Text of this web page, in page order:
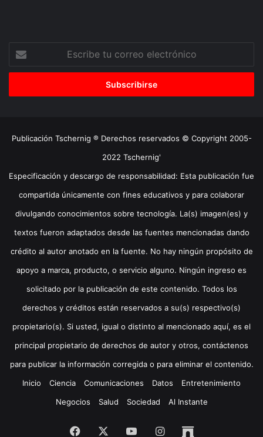
correo
Publicación Tschernig ® Derechos reservados © Copyright 2005-
2022 Tschernig'
Especificación y descargo de responsabilidad: Esta publicación fue
compartida únicamente con fines educativos y para colaborar
divulgando conocimientos sobre tecnología. La(s) imagen(es) y
textos fueron adaptados desde las fuentes mencionadas dando
crédito al autor anotado en la fuente. No hay ningún propósito de
apoyo a marca, producto, o servicio alguno. Ningún ingreso es
solicitado por la publicación de este contenido. Todos los
derechos y créditos están reservados a su(s) respectivo(s)
propietario(s). Si usted, igual o distinto al mencionado aquí, es el
principal propietario de derechos de autor y otros, contáctenos
para publicar la información corregida o para eliminar el contenido.
Inicio
Ciencia Comunicaciones Datos
Entretenimiento
Negocios
Salud Sociedad Al Instante
Facebook YouTubeInstagramArchive